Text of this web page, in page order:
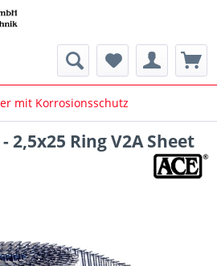
mit Korrosionsschutz
2,5x25 Ring V2A Sheet